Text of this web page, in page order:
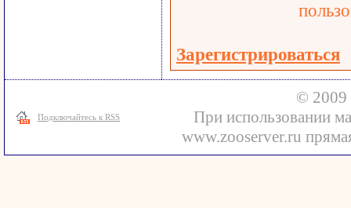
Зарегистрироваться
Подключайтесь к RSS
© 2009
При использовании
www.zooserver.ru